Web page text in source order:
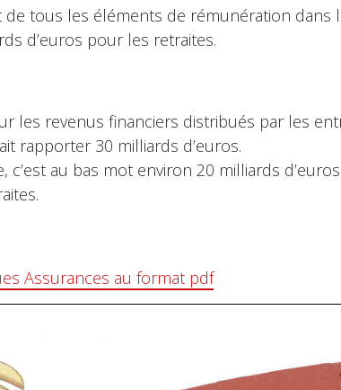
de tous les éléments de rémunération
d’euros pour les retraites.
les revenus financiers distribués par les
rapporter 30 milliards d’euros.
c’est au bas mot environ 20 milliards
Assurances au format pdf